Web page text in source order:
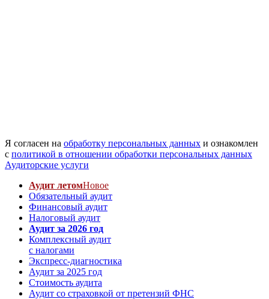
Я согласен на обработку персональных данных и ознакомлен
с политикой в отношении обработки персональных данных
Аудиторские услуги
Аудит летомНовое
Обязательный аудит
Финансовый аудит
Налоговый аудит
Аудит за 2026 год
Комплексный аудит
с налогами
Экспресс-диагностика
Аудит за 2025 год
Стоимость аудита
Аудит со страховкой от претензий ФНС